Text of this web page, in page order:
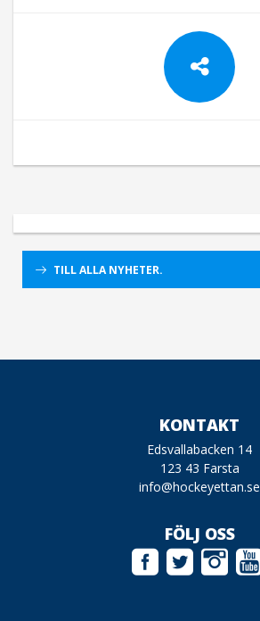
TILL ALLA NYHETER.
KONTAKT
Edsvallabacken 14
123 43 Farsta
info@hockeyettan.se
FÖLJ OSS